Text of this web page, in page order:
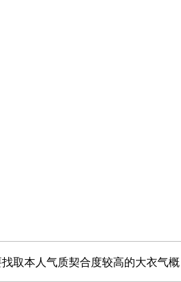
本人气质契合度较高的大衣气概